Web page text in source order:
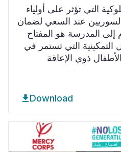
التي تؤثر على أولياء
والسوريين عند السعي لضمان
إلى المدرسة هو المفتاح
التمكينية التي تستمر في
ذوي الإعاقة
Download